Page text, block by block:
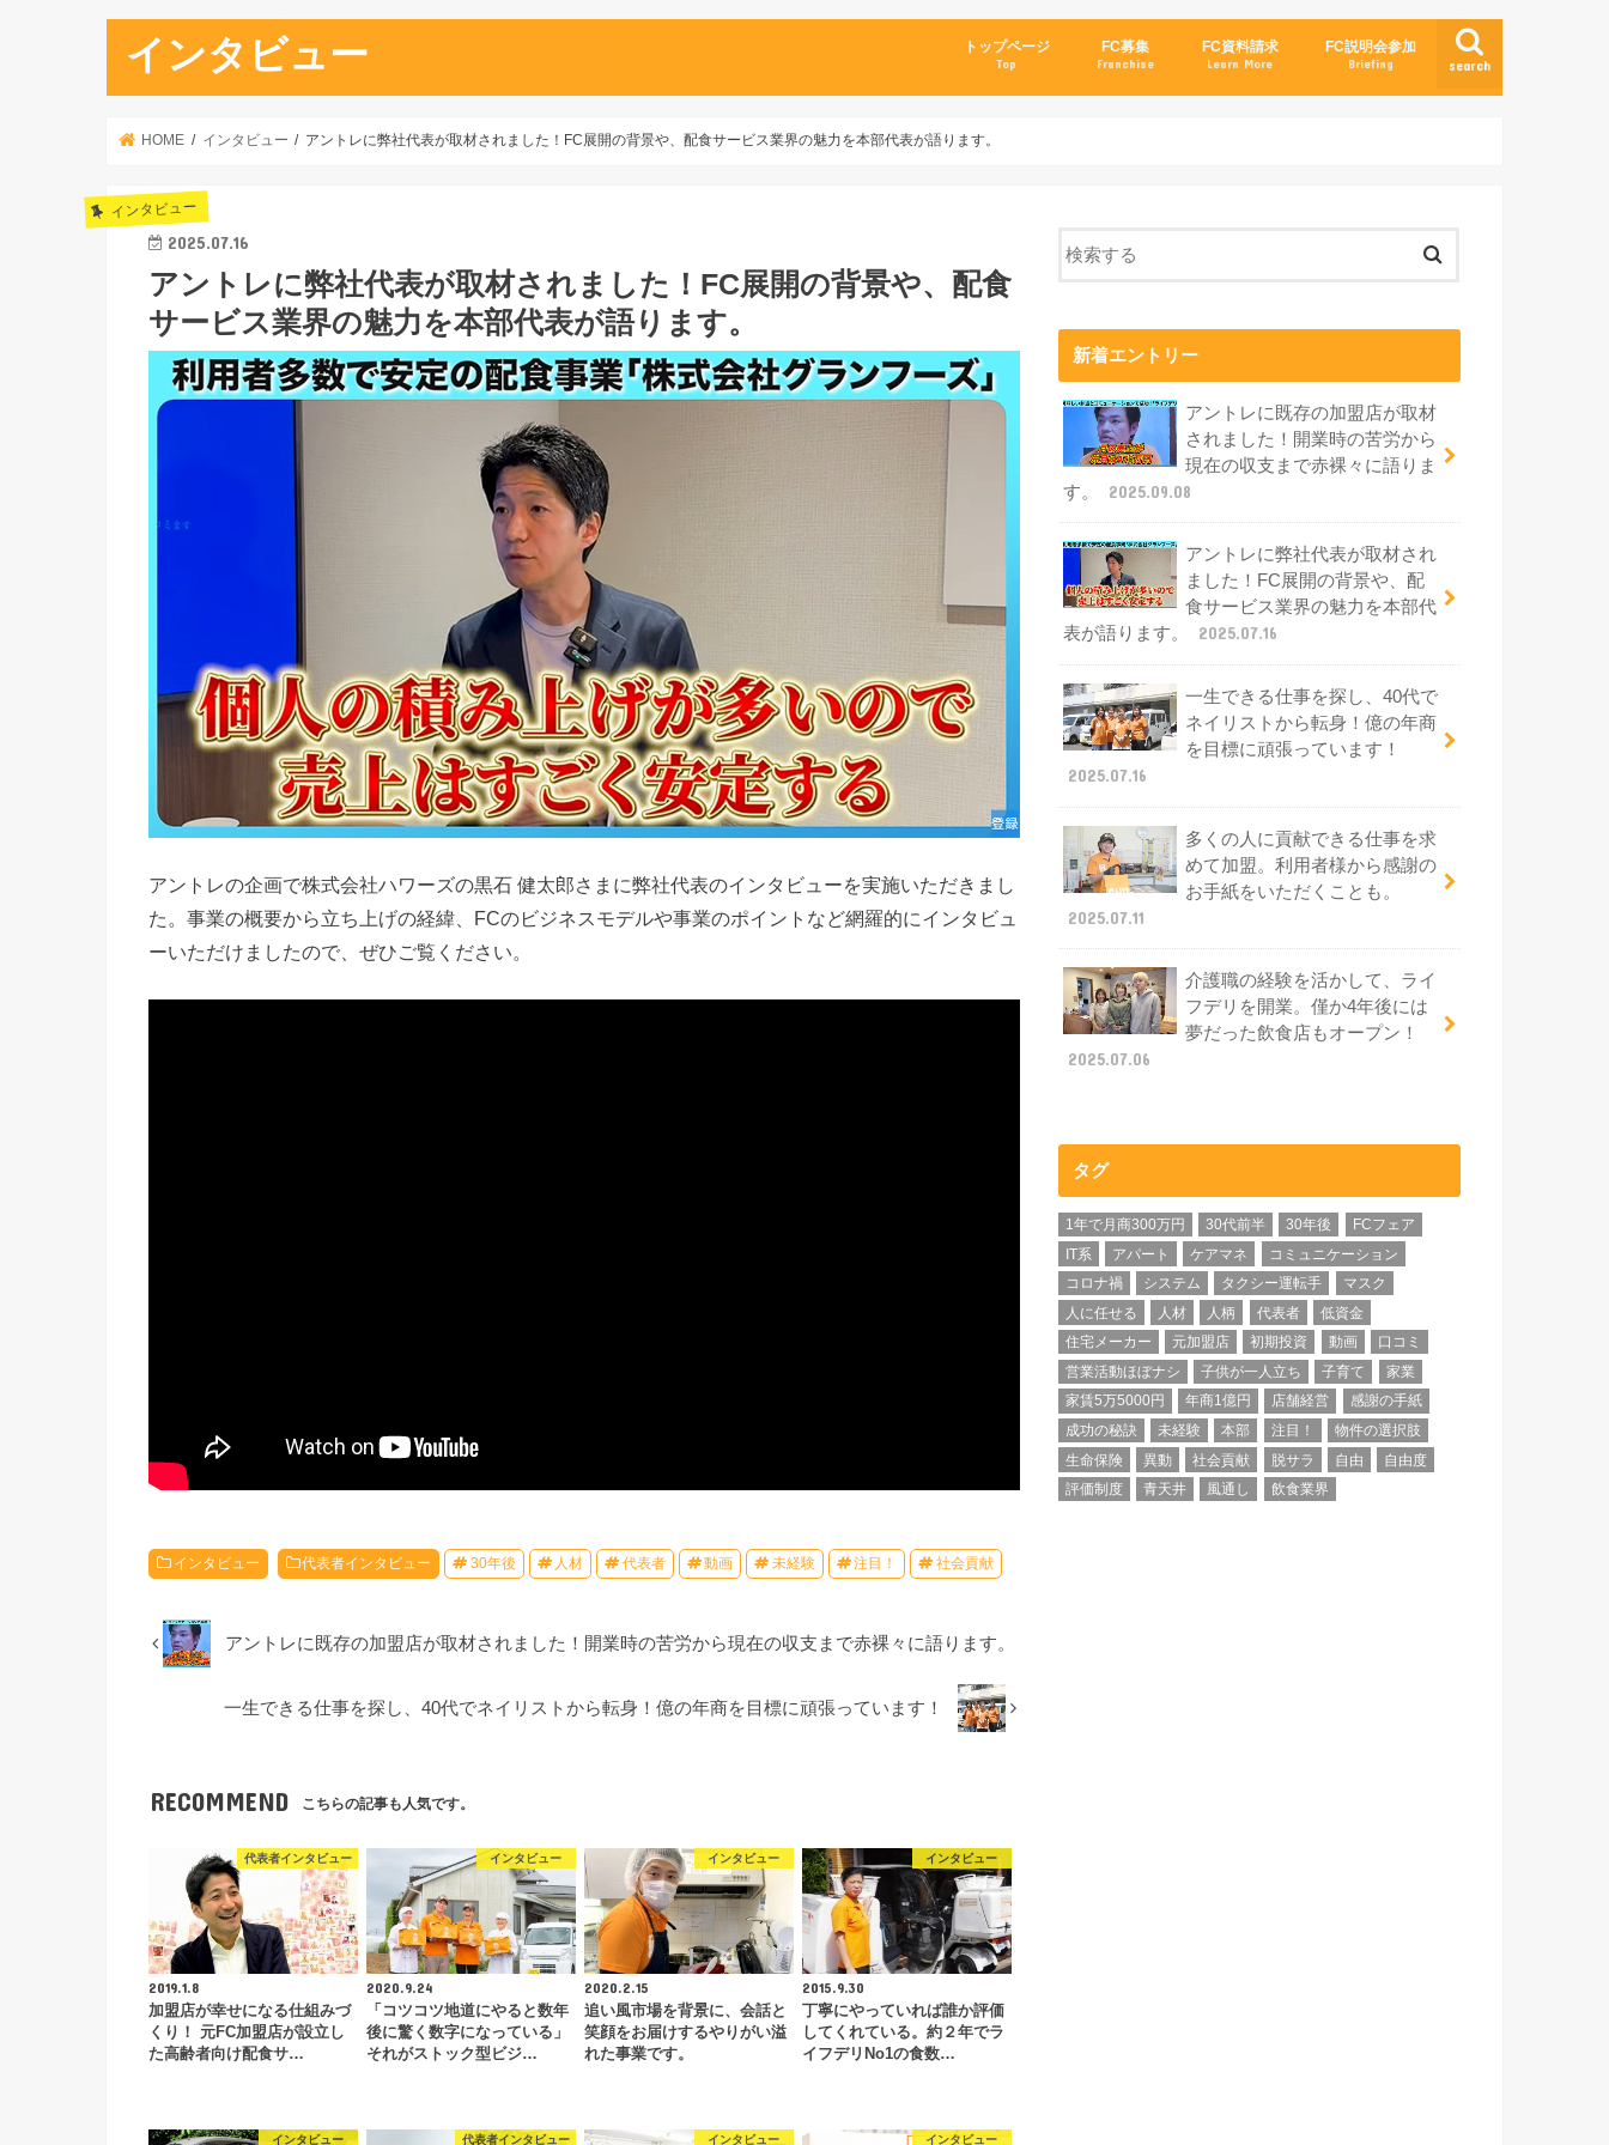
インタビュー search
トップページ
Top
FC募集
Franchise
FC資料請求
Learn More
FC説明会参加
Briefing
HOME インタビュー アントレに弊社代表が取材されました！FC展開の背景や、配食サービス業界の魅力を本部代表が語ります。
インタビュー
2025.07.16
アントレに弊社代表が取材されました！FC展開の背景や、配食
サービス業界の魅力を本部代表が語ります。
アントレの企画で株式会社ハワーズの黒石 健太郎さまに弊社代表のインタビューを実施いただきまし
た。事業の概要から立ち上げの経緯、FCのビジネスモデルや事業のポイントなど網羅的にインタビュ
ーいただけましたので、ぜひご覧ください。
インタビュー 代表者インタビュー 30年後 人材 代表者 動画 未経験 注目！ 社会貢献
アントレに既存の加盟店が取材されました！開業時の苦労から現在の収支まで赤裸々に語ります。
⼀⽣できる仕事を探し、40代でネイリストから転⾝！億の年商を⽬標に頑張っています！
RECOMMEND こちらの記事も人気です。
代表者インタビュー
2019.1.8
加盟店が幸せになる仕組みづ
くり！ 元FC加盟店が設立し
た高齢者向け配食サ…
インタビュー
2020.9.24
「コツコツ地道にやると数年
後に驚く数字になっている」
それがストック型ビジ…
インタビュー
2020.2.15
追い風市場を背景に、会話と
笑顔をお届けするやりがい溢
れた事業です。
インタビュー
2015.9.30
丁寧にやっていれば誰か評価
してくれている。約２年でラ
イフデリNo1の食数…
インタビュー 代表者インタビュー インタビュー インタビュー
新着エントリー
アントレに既存の加盟店が取材
されました！開業時の苦労から
現在の収支まで赤裸々に語りま
す。
2025.09.08
アントレに弊社代表が取材され
ました！FC展開の背景や、配
食サービス業界の魅力を本部代
表が語ります。
2025.07.16
⼀⽣できる仕事を探し、40代で
ネイリストから転⾝！億の年商
を⽬標に頑張っています！
2025.07.16
多くの⼈に貢献できる仕事を求
めて加盟。利⽤者様から感謝の
お⼿紙をいただくことも。
2025.07.11
介護職の経験を活かして、ライ
フデリを開業。僅か4年後には
夢だった飲⾷店もオープン！
2025.07.06
タグ
1年で月商300万円 30代前半 30年後
FCフェア
IT系
アパート ケアマネ
コミュニケーション
コロナ禍
システム タクシー運転手
マスク
人に任せる
人材 人柄 代表者
低資金
住宅メーカー
元加盟店 初期投資 動画
口コミ
営業活動ほぼナシ
子供が一人立ち 子育て
家業
家賃5万5000円
年商1億円 店舗経営
感謝の⼿紙
成功の秘訣
未経験 本部 注目！
物件の選択肢
生命保険
異動 社会貢献 脱サラ 自由
自由度
評価制度
青天井 風通し 飲食業界